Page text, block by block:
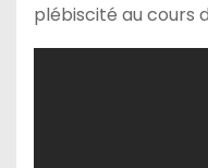
plébiscité au cours